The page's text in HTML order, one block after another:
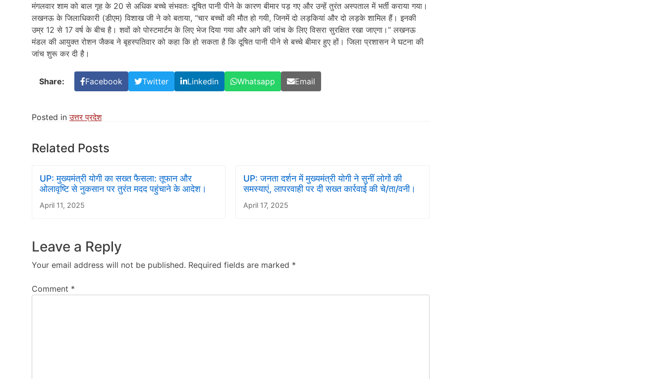
मंगलवार शाम को बाल गृह के 20 से अधिक बच्चे संभवतः दूषित पानी पीने के कारण बीमार पड़ गए और उन्हें तुरंत अस्पताल में भर्ती कराया गया।
लखनऊ के जिलाधिकारी (डीएम) विशाख जी ने को बताया, ‘‘चार बच्चों की मौत हो गयी, जिनमें दो लड़कियां और दो लड़के शामिल हैं। इनकी
उम्र 12 से 17 वर्ष के बीच है। शवों को पोस्टमार्टम के लिए भेज दिया गया और आगे की जांच के लिए विसरा सुरक्षित रखा जाएगा।” लखनऊ
मंडल की आयुक्त रोशन जैकब ने बृहस्पतिवार को कहा कि हो सकता है कि दूषित पानी पीने से बच्चे बीमार हुए हों। जिला प्रशासन ने घटना की
जांच शुरू कर दी है।
Share: Facebook Twitter Linkedin Whatsapp Email
Posted inउत्तर प्रदेश
Related Posts
UP: मुख्यमंत्री योगी का सख्त फैसला: तूफान और
ओलावृष्टि से नुकसान पर तुरंत मदद पहुंचाने के आदेश।
April 11, 2025
UP: जनता दर्शन में मुख्यमंत्री योगी ने सुनीं लोगों की
समस्याएं, लापरवाही पर दी सख्त कार्रवाई की चे/ता/वनी।
April 17, 2025
Leave a Reply
Your email address will not be published. Required fields are marked *
Comment *